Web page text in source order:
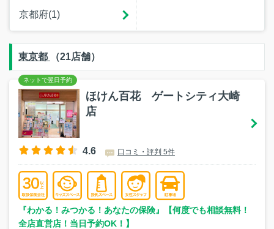
京都府(1)
東京都 （21店舗）
ほけん百花 ゲートシティ大崎
店
4.6 口コミ・評判 5件
『わかる！みつかる！あなたの保険』【何度でも相談無料！
全店直営店！当日予約OK！】